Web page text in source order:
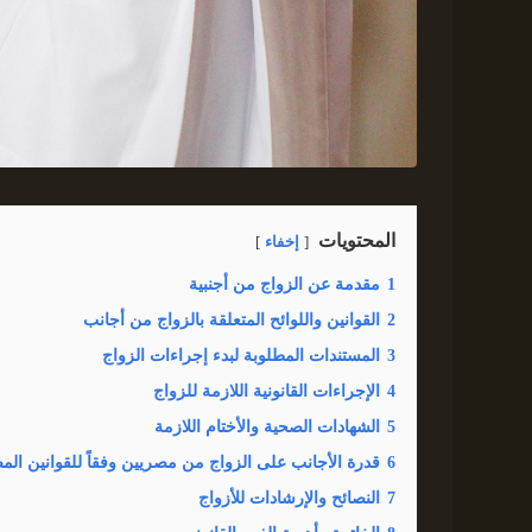
المحتويات إخفاء
1 مقدمة عن الزواج من أجنبية
2
القوانين واللوائح المتعلقة بالزواج من أجانب
3
المستندات المطلوبة لبدء إجراءات الزواج
4
الإجراءات القانونية اللازمة للزواج
5
الشهادات الصحية والأختام اللازمة
6 قدرة الأجانب على الزواج من مصريين وفقاً للقوانين
7
النصائح والإرشادات للأزواج